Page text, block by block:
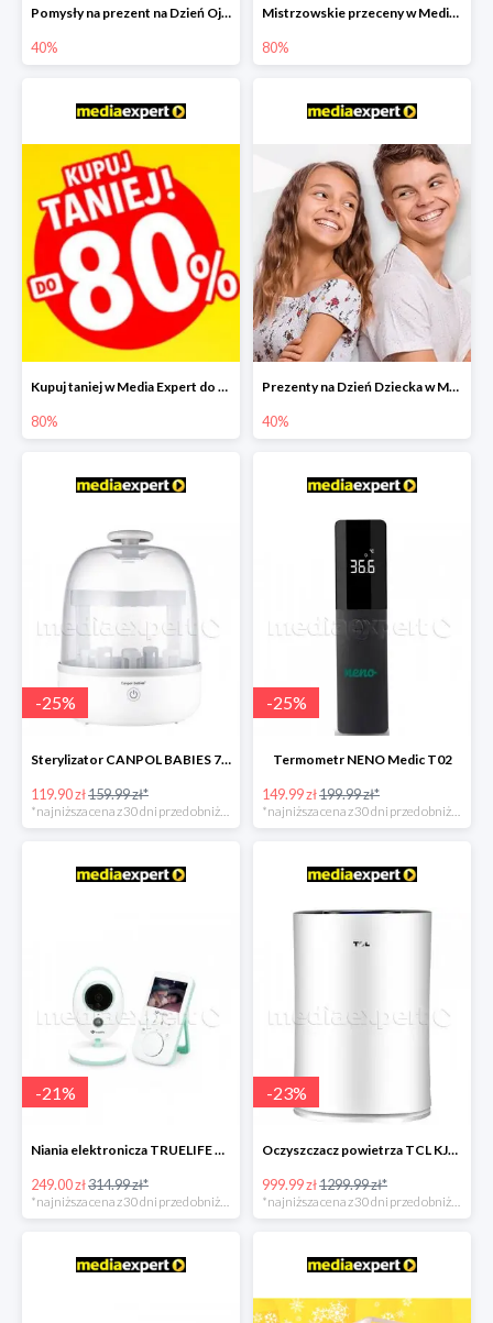
Pomysły na prezent na Dzień Ojca w Media Expert do -40%
40%
Mistrzowskie przeceny w Media Expert do -80%
80%
Kupuj taniej w Media Expert do -80%
80%
Prezenty na Dzień Dziecka w Media Expert do -40%
40%
-25%
Sterylizator CANPOL BABIES 77/052
119.90 zł159.99 zł*
*najniższa cena z 30 dni przed obniżką
-25%
Termometr NENO Medic T02
149.99 zł199.99 zł*
*najniższa cena z 30 dni przed obniżką
-21%
Niania elektronicza TRUELIFE NannyCam V24
249.00 zł314.99 zł*
-23%
Oczyszczacz powietrza TCL KJ300F-S3
999.99 zł1299.99 zł*